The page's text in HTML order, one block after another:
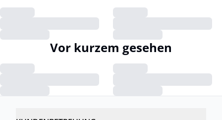
Vor kurzem gesehen